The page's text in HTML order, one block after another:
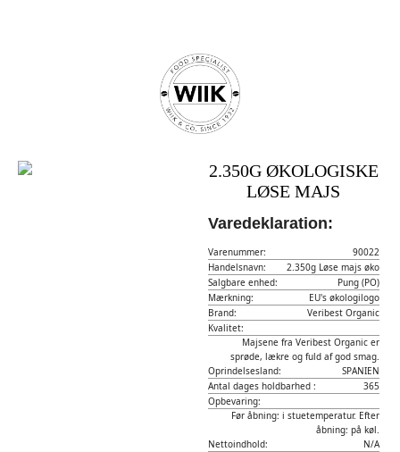
2.350G ØKOLOGISKE
LØSE MAJS
Varedeklaration:
Varenummer:
90022
Handelsnavn:
2.350g Løse majs øko
Salgbare enhed:
Pung (PO)
Mærkning:
EU's økologilogo
Brand:
Veribest Organic
Kvalitet:
Majsene fra Veribest Organic er
sprøde, lækre og fuld af god smag.
Oprindelsesland:
SPANIEN
Antal dages holdbarhed :
365
Opbevaring:
Før åbning: i stuetemperatur. Efter
åbning: på køl.
Nettoindhold:
N/A